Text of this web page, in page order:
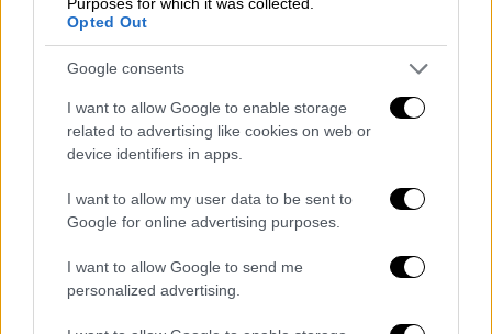
Opted Out
Google consents
I want to allow Google to enable storage
related to advertising like cookies on web or
device identifiers in apps.
I want to allow my user data to be sent to
Google for online advertising purposes.
I want to allow Google to send me
personalized advertising.
Κοφινάς Α.Ε: Ηγέτης στην επιστημονική
εκπαίδευση για τα μυστικά του ξύλου
Στο μεγάλο στοίχημα της Κοφινάς Α.Ε. στον
τομέα της εκπαίδευσης στηρίζεται η
επιτυχία της επιχείρισης αλλά και η φήμη
της που πλέον αγγίζει τα όρια του μύθου
στην αγορά των προκατασκευασμένων
κατασκευών.